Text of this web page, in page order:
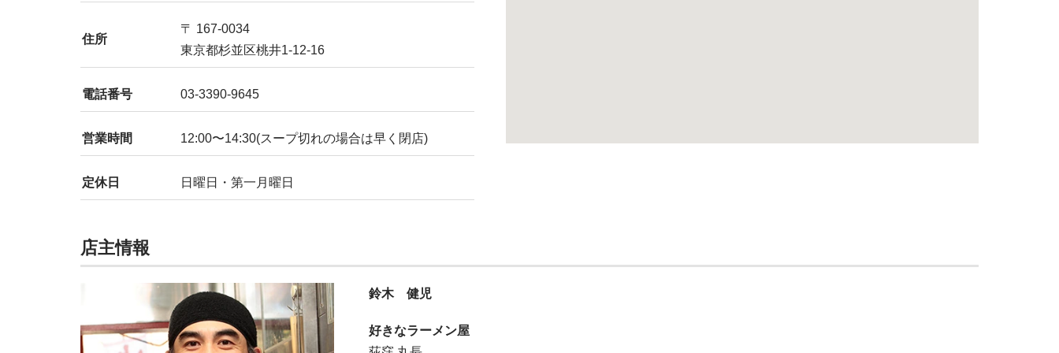
住所
〒 167-0034
東京都杉並区桃井1-12-16
電話番号 03-3390-9645
営業時間 12:00〜14:30(スープ切れの場合は早く閉店)
定休日 日曜日・第一月曜日
店主情報
鈴木 健児
好きなラーメン屋